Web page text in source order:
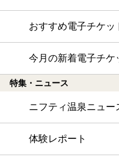
おすすめ電子チケッ
今月の新着電子チケ
特集・ニュース
ニフティ温泉ニュー
体験レポート